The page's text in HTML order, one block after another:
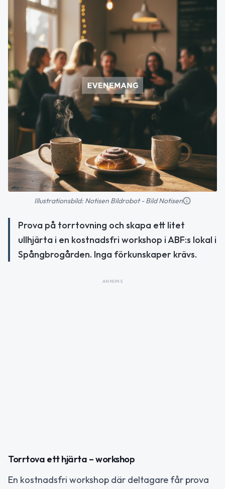
Illustrationsbild: Notisen Bildrobot - Bild Notisen
Prova på torrtovning och skapa ett litet
ullhjärta i en kostnadsfri workshop i ABF:s lokal i
Spångbrogården. Inga förkunskaper krävs.
ANNONS
Torrtova ett hjärta – workshop
En kostnadsfri workshop där deltagare får prova